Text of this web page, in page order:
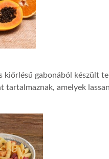
kiőrlésű gabonából készült
tartalmaznak, amelyek